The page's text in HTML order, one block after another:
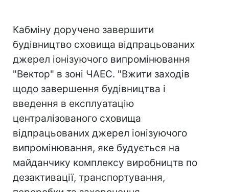
Кабміну доручено завершити
будівництво сховища відпрацьованих
джерел іонізуючого випромінювання
"Вектор" в зоні ЧАЕС. "Вжити заходів
щодо завершення будівництва і
введення в експлуатацію
централізованого сховища
відпрацьованих джерел іонізуючого
випромінювання, яке будується на
майданчику комплексу виробництв по
дезактивації, транспортування,